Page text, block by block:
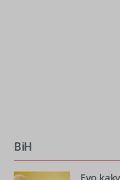
BiH